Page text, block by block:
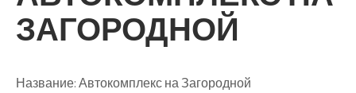
ЗАГОРОДНОЙ
Название:Автокомплекс на Загородной